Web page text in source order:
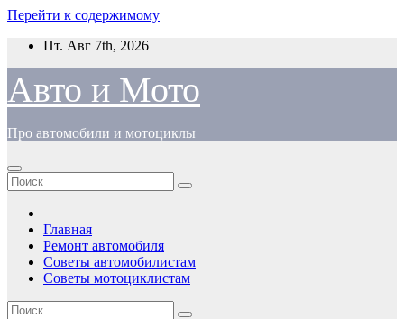
Перейти к содержимому
Пт. Авг 7th, 2026
Авто и Мото
Про автомобили и мотоциклы
Главная
Ремонт автомобиля
Советы автомобилистам
Советы мотоциклистам